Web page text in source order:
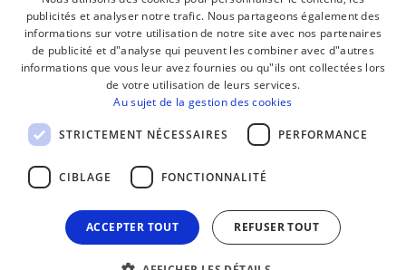
BASQUE
FRENCH
publicités et analyser notre trafic. Nous partageons également des
informations sur votre utilisation de notre site avec nos partenaires
de publicité et d"analyse qui peuvent les combiner avec d"autres
informations que vous leur avez fournies ou qu"ils ont collectées lors
de votre utilisation de leurs services.
Au sujet de la gestion des cookies
STRICTEMENT NÉCESSAIRES PERFORMANCE
CIBLAGE FONCTIONNALITÉ
ACCEPTER TOUT REFUSER TOUT